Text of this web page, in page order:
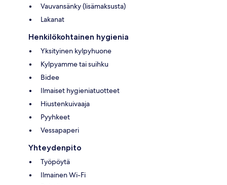
Vauvansänky (lisämaksusta)
Lakanat
Henkilökohtainen hygienia
Yksityinen kylpyhuone
Kylpyamme tai suihku
Bidee
Ilmaiset hygieniatuotteet
Hiustenkuivaaja
Pyyhkeet
Vessapaperi
Yhteydenpito
Työpöytä
Ilmainen Wi-Fi